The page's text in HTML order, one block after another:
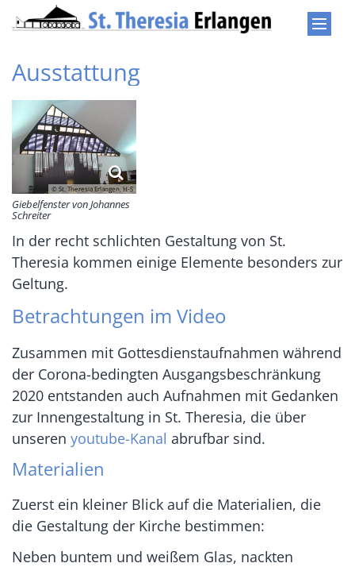
Zum Inhalt springen
Ausstattung
© St. Theresia Erlangen, H-S
Giebelfenster von Johannes
Schreiter
In der recht schlichten Gestaltung von St.
Theresia kommen einige Elemente besonders zur
Geltung.
Betrachtungen im Video
Zusammen mit Gottesdienstaufnahmen während
der Corona-bedingten Ausgangsbeschränkung
2020 entstanden auch Aufnahmen mit Gedanken
zur Innengestaltung in St. Theresia, die über
unseren youtube-Kanal abrufbar sind.
Materialien
Zuerst ein kleiner Blick auf die Materialien, die
die Gestaltung der Kirche bestimmen:
Neben buntem und weißem Glas, nackten